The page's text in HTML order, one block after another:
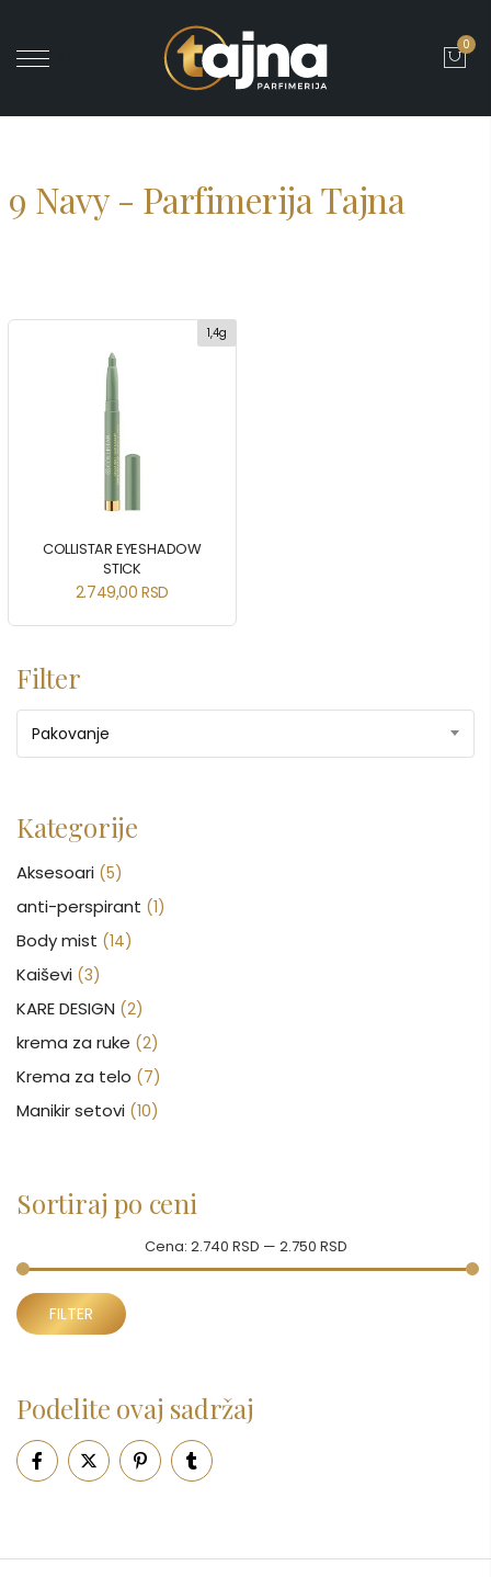
0
9 Navy - Parfimerija Tajna
1,4g
COLLISTAR EYESHADOW
STICK
2.749,00RSD
Filter
Pakovanje
Kategorije
Aksesoari (5)
anti-perspirant (1)
Body mist (14)
Kaiševi (3)
KARE DESIGN (2)
krema za ruke (2)
Krema za telo (7)
Manikir setovi (10)
Nega lica (88)
Neseseri
Novčanici (50)
Pepe Jeans Ranac (10)
Piling za telo (3)
Putni program (47)
Šminka (187)
Sortiraj po ceni
FILTER
Cena: 2.740 RSD — 2.750 RSD
Podelite ovaj sadržaj